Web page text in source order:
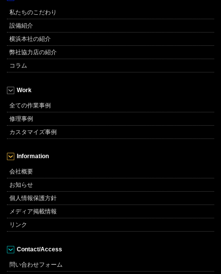
私たちのこだわり
設備紹介
横浜本社の紹介
弊社協力店の紹介
コラム
Work
全ての作業事例
修理事例
カスタマイズ事例
Information
会社概要
お知らせ
個人情報保護方針
メディア掲載情報
リンク
Contact/Access
問い合わせフォーム